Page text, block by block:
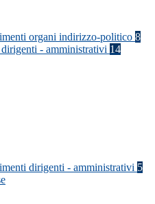
organi indirizzo-politico 8
- amministrativi 14
dirigenti - amministrativi 5